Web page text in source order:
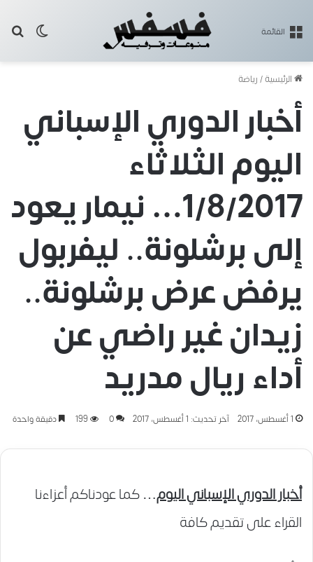
القائمة
الرئيسية/رياضة
أخبار الدوري الإسباني
اليوم الثلاثاء
1/8/2017… نيمار يعود
إلى برشلونة.. ليفربول
يرفض عرض برشلونة..
زيدان غير راضي عن
أداء ريال مدريد
1 أغسطس، 2017 آخر تحديث: 1 أغسطس، 2017 0
199 دقيقة واحدة
أخبار الدوري الإسباني اليوم… كما عودناكم أعزاءنا
القراء على تقديم كافة